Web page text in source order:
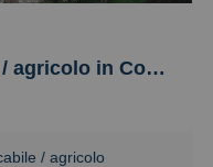
Mastrissa s.n.c., Taormina
/ agricolo